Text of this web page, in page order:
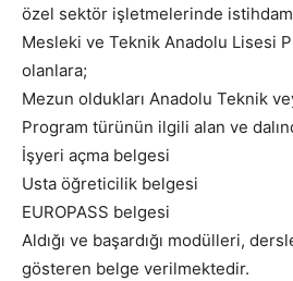
özel sektör işletmelerinde
Mesleki ve Teknik Anadolu Lisesi
olanlara;
Mezun oldukları Anadolu Teknik
Program türünün ilgili alan ve
İşyeri açma belgesi
Usta öğreticilik belgesi
EUROPASS belgesi
Aldığı ve başardığı modülleri,
gösteren belge verilmektedir.